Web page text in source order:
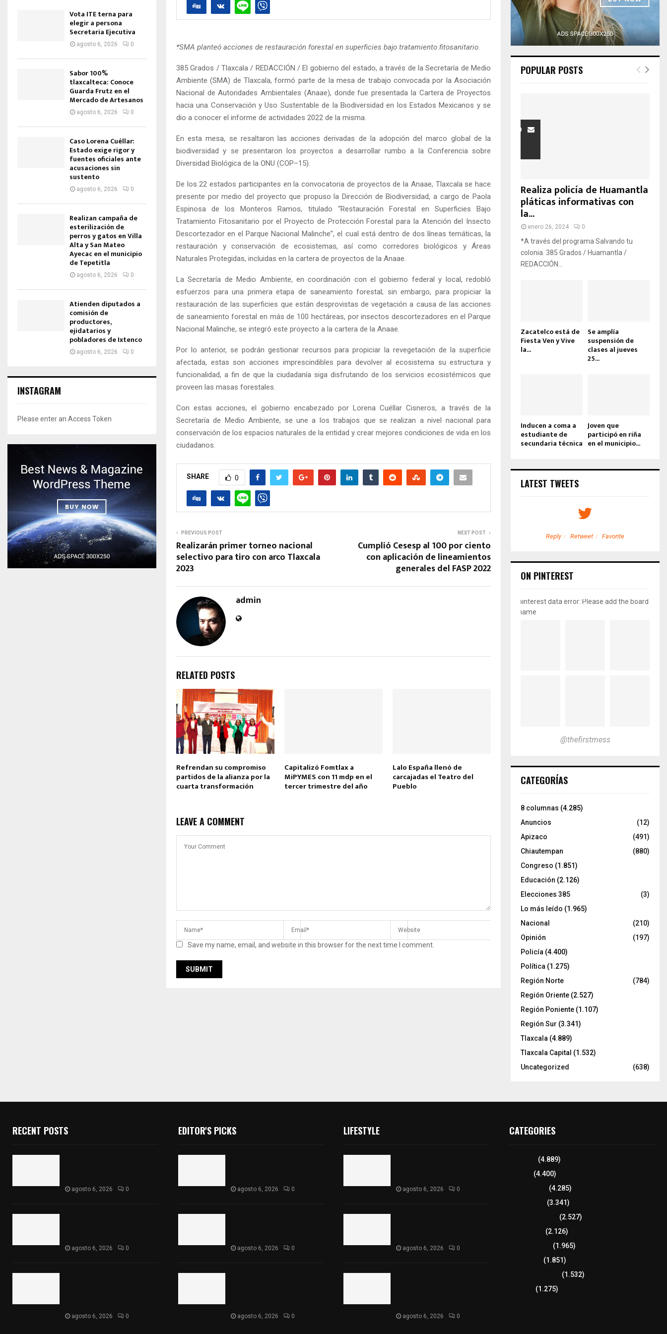
*SMA planteó acciones de restauración forestal en superficies bajo tratamiento fitosanitario
385 Grados / Tlaxcala / REDACCIÓN / El gobierno del estado, a través de la Secretaría de Medio
Ambiente (SMA) de Tlaxcala, formó parte de la mesa de trabajo convocada por la Asociación
Nacional de Autoridades Ambientales (Anaae), donde fue presentada la Cartera de Proyectos
hacia una Conservación y Uso Sustentable de la Biodiversidad en los Estados Mexicanos y se
dio a conocer el informe de actividades 2022 de la misma.
En esta mesa, se resaltaron las acciones derivadas de la adopción del marco global de la
biodiversidad y se presentaron los proyectos a desarrollar rumbo a la Conferencia sobre
Diversidad Biológica de la ONU (COP–15).
De los 22 estados participantes en la convocatoria de proyectos de la Anaae, Tlaxcala se hace
presente por medio del proyecto que propuso la Dirección de Biodiversidad, a cargo de Paola
Espinosa de los Monteros Ramos, titulado “Restauración Forestal en Superficies Bajo
Tratamiento Fitosanitario por el Proyecto de Protección Forestal para la Atención del Insecto
Descortezador en el Parque Nacional Malinche”, el cual está dentro de dos líneas temáticas, la
restauración y conservación de ecosistemas, así como corredores biológicos y Áreas
Naturales Protegidas, incluidas en la cartera de proyectos de la Anaae.
La Secretaría de Medio Ambiente, en coordinación con el gobierno federal y local, redobló
esfuerzos para una primera etapa de saneamiento forestal; sin embargo, para propiciar la
restauración de las superficies que están desprovistas de vegetación a causa de las acciones
de saneamiento forestal en más de 100 hectáreas, por insectos descortezadores en el Parque
Nacional Malinche, se integró este proyecto a la cartera de la Anaae.
Por lo anterior, se podrán gestionar recursos para propiciar la revegetación de la superficie
afectada, estas son acciones imprescindibles para devolver al ecosistema su estructura y
funcionalidad, a fin de que la ciudadanía siga disfrutando de los servicios ecosistémicos que
proveen las masas forestales.
Con estas acciones, el gobierno encabezado por Lorena Cuéllar Cisneros, a través de la
Secretaría de Medio Ambiente, se une a los trabajos que se realizan a nivel nacional para
conservación de los espacios naturales de la entidad y crear mejores condiciones de vida en los
ciudadanos.
SHARE 0
PREVIOUS POST
Realizarán primer torneo nacional
selectivo para tiro con arco Tlaxcala
2023
NEXT POST
Cumplió Cesesp al 100 por ciento
con aplicación de lineamientos
generales del FASP 2022
admin
RELATED POSTS
Refrendan su compromiso
partidos de la alianza por la
cuarta transformación
Capitalizó Fomtlax a
MiPYMES con 11 mdp en el
tercer trimestre del año
Lalo España llenó de
carcajadas el Teatro del
Pueblo
LEAVE A COMMENT
Save my name, email, and website in this browser for the next time I comment.
Vota ITE terna para
elegir a persona
Secretaria Ejecutiva
agosto 6, 2026 0
Sabor 100%
tlaxcalteca: Conoce
Guarda Frutz en el
Mercado de Artesanos
agosto 6, 2026 0
Caso Lorena Cuéllar:
Estado exige rigor y
fuentes oficiales ante
acusaciones sin
sustento
agosto 6, 2026 0
Realizan campaña de
esterilización de
perros y gatos en Villa
Alta y San Mateo
Ayecac en el municipio
de Tepetitla
agosto 6, 2026 0
Atienden diputados a
comisión de
productores,
ejidatarios y
pobladores de Ixtenco
agosto 6, 2026 0
INSTAGRAM
Please enter an Access Token
POPULAR POSTS
Realiza policía de Huamantla
pláticas informativas con
la...
enero 26, 2024 0
*A través del programa Salvando tu
colonia. 385 Grados / Huamantla /
REDACCIÓN...
Zacatelco está de
Fiesta Ven y Vive
la...
Se amplía
suspensión de
clases al jueves
25...
Inducen a coma a
estudiante de
secundaria técnica
Joven que
participó en riña
en el municipio...
LATEST TWEETS
Retweet Favorite Reply Retweet Favorite
ON PINTEREST
pinterest data error: Please add the board
name
@thefirstmess
CATEGORÍAS
8 columnas (4.285)
Anuncios
(12)
Apizaco
(491)
Chiautempan
(880)
Congreso (1.851)
Educación (2.126)
Elecciones 385
(3)
Lo más leído (1.965)
Nacional
(210)
Opinión
(197)
Policía (4.400)
Política (1.275)
Región Norte
(784)
Región Oriente (2.527)
Región Poniente (1.107)
Región Sur (3.341)
Tlaxcala (4.889)
Tlaxcala Capital (1.532)
Uncategorized
(638)
RECENT POSTS
agosto 6, 2026 0
agosto 6, 2026 0
agosto 6, 2026 0
EDITOR'S PICKS
agosto 6, 2026 0
agosto 6, 2026 0
agosto 6, 2026 0
LIFESTYLE
agosto 6, 2026 0
agosto 6, 2026 0
agosto 6, 2026 0
CATEGORIES
(4.889)
(4.400)
(4.285)
(3.341)
(2.527)
(2.126)
(1.965)
(1.851)
(1.532)
(1.275)